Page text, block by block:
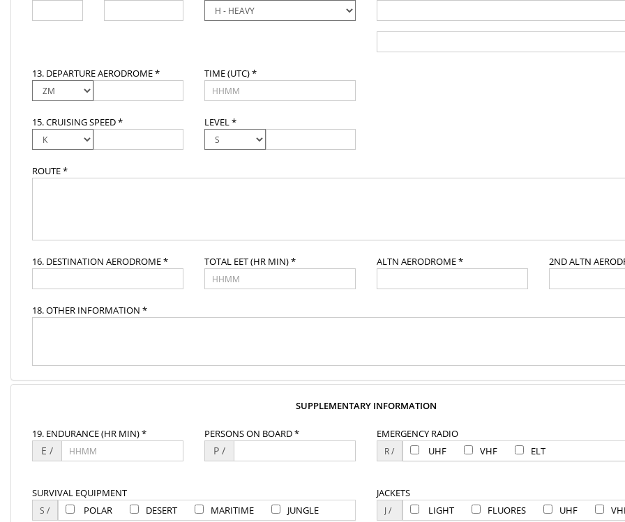
13. DEPARTURE AERODROME * TIME (UTC) *
15. CRUISING SPEED * LEVEL *
ROUTE *
16. DESTINATION AERODROME * TOTAL EET (HR MIN) * ALTN AERODROME * 2ND ALTN
18. OTHER INFORMATION *
SUPPLEMENTARY INFORMATION
19. ENDURANCE (HR MIN) *
E /
PERSONS ON BOARD *
P /
EMERGENCY RADIO
UHF
VHF ELT
SURVIVAL EQUIPMENT
POLAR
DESERT MARITIME JUNGLE
JACKETS
LIGHT
FLUORES UHF